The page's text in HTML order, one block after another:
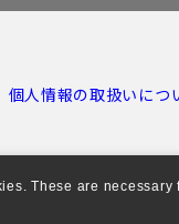
個人情報の取扱いにつ
These are